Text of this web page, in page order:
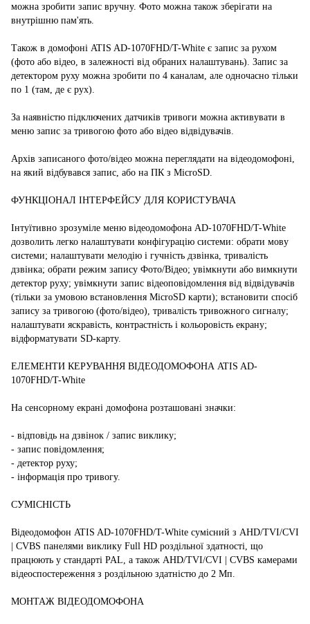
можна зробити запис вручну. Фото можна також зберігати на
внутрішню пам'ять.
Також в домофоні ATIS AD-1070FHD/T-White є запис за рухом
(фото або відео, в залежності від обраних налаштувань). Запис за
детектором руху можна зробити по 4 каналам, але одночасно тільки
по 1 (там, де є рух).
За наявністю підключених датчиків тривоги можна активувати в
меню запис за тривогою фото або відео відвідувачів.
Архів записаного фото/відео можна переглядати на відеодомофоні,
на який відбувався запис, або на ПК з MicroSD.
ФУНКЦІОНАЛ ІНТЕРФЕЙСУ ДЛЯ КОРИСТУВАЧА
Інтуїтивно зрозуміле меню відеодомофона AD-1070FHD/T-White
дозволить легко налаштувати конфігурацію системи: обрати мову
системи; налаштувати мелодію і гучність дзвінка, тривалість
дзвінка; обрати режим запису Фото/Відео; увімкнути або вимкнути
детектор руху; увімкнути запис відеоповідомлення від відвідувачів
(тільки за умовою встановлення MicroSD карти); встановити спосіб
запису за тривогою (фото/відео), тривалість тривожного сигналу;
налаштувати яскравість, контрастність і кольоровість екрану;
відформатувати SD-карту.
ЕЛЕМЕНТИ КЕРУВАННЯ ВІДЕОДОМОФОНА ATIS AD-
1070FHD/T-White
На сенсорному екрані домофона розташовані значки:
- відповідь на дзвінок / запис виклику;
- запис повідомлення;
- детектор руху;
- інформація про тривогу.
СУМІСНІСТЬ
Відеодомофон ATIS AD-1070FHD/T-White сумісний з AHD/TVI/CVI
| CVBS панелями виклику Full HD роздільної здатності, що
працюють у стандарті PAL, а також AHD/TVI/CVI | CVBS камерами
відеоспостереження з роздільною здатністю до 2 Мп.
МОНТАЖ ВІДЕОДОМОФОНА